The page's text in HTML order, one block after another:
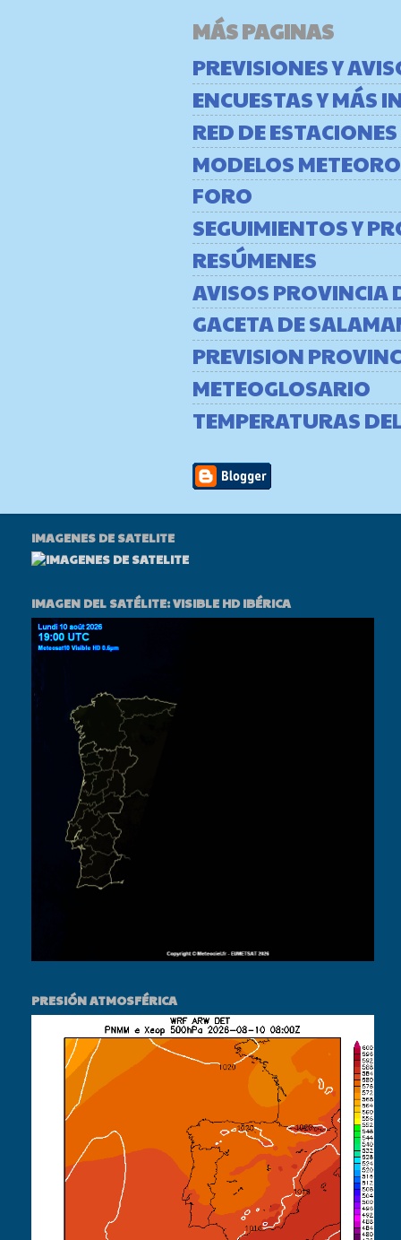
MÁS PAGINAS
PREVISIONES Y
ENCUESTAS Y MÁS
RED DE ESTACIONES
MODELOS
FORO
SEGUIMIENTOS Y
RESÚMENES
AVISOS PROVINCIA
GACETA DE
PREVISION
METEOGLOSARIO
TEMPERATURAS
IMAGENES DE SATELITE
IMAGEN DEL SATÉLITE: VISIBLE HD IBÉRICA
PRESIÓN ATMOSFÉRICA